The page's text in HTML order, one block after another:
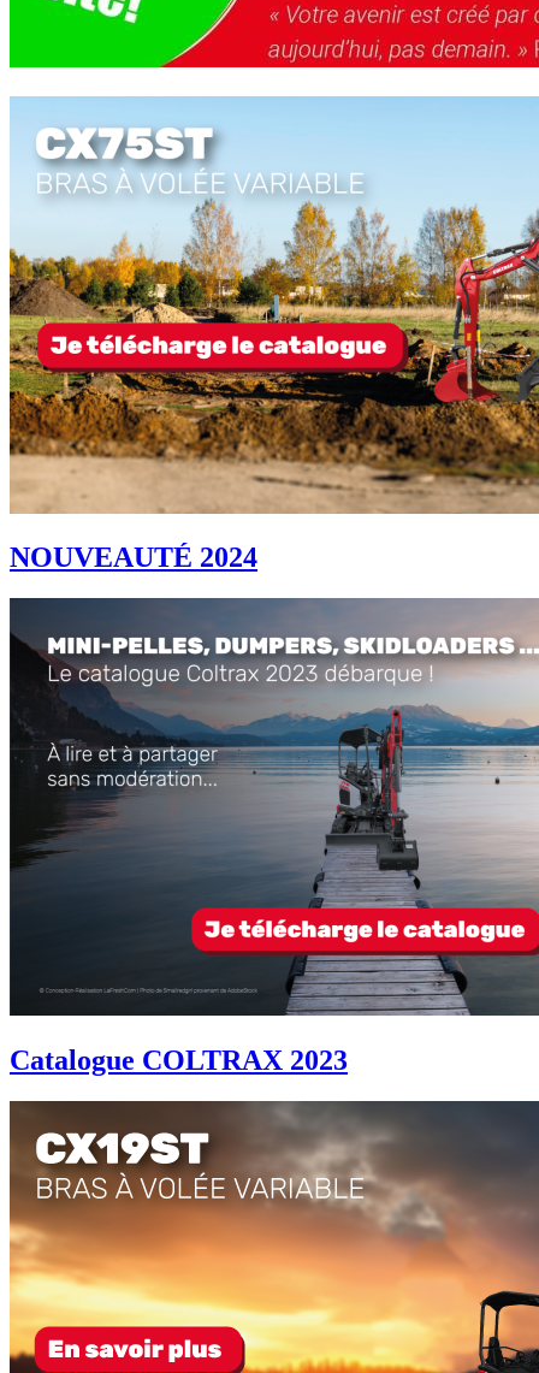
NOUVEAUTÉ 2024
Catalogue COLTRAX 2023